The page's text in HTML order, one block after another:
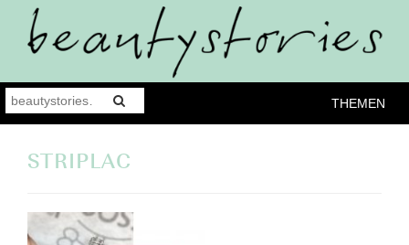
THEMEN
STRIPLAC